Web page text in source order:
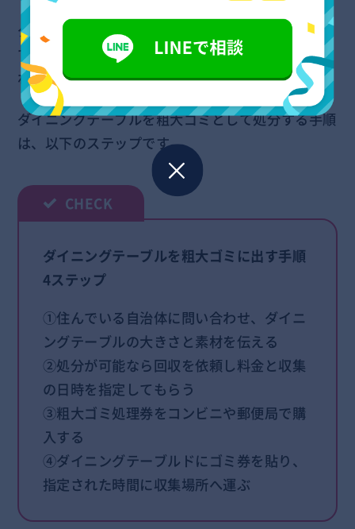
ダイニングテーブルは、1人掛けの最小規模のもの
でも最大辺60cmを超えがちなため、解体などを行
わなければ粗大ゴミになるでしょう。
ダイニングテーブルを粗大ゴミとして処分する手順
は、以下のステップです。
ダイニングテーブルを粗大ゴミに出す手順
4ステップ
①住んでいる自治体に問い合わせ、ダイニ
ングテーブルの大きさと素材を伝える
②処分が可能なら回収を依頼し料金と収集
の日時を指定してもらう
③粗大ゴミ処理券をコンビニや郵便局で購
入する
④ダイニングテーブルドにゴミ券を貼り、
指定された時間に収集場所へ運ぶ